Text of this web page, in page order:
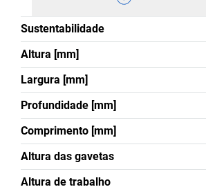
Sustentabilidade
Altura [mm]
Largura [mm]
Profundidade [mm]
Comprimento [mm]
Altura das gavetas
Altura de trabalho